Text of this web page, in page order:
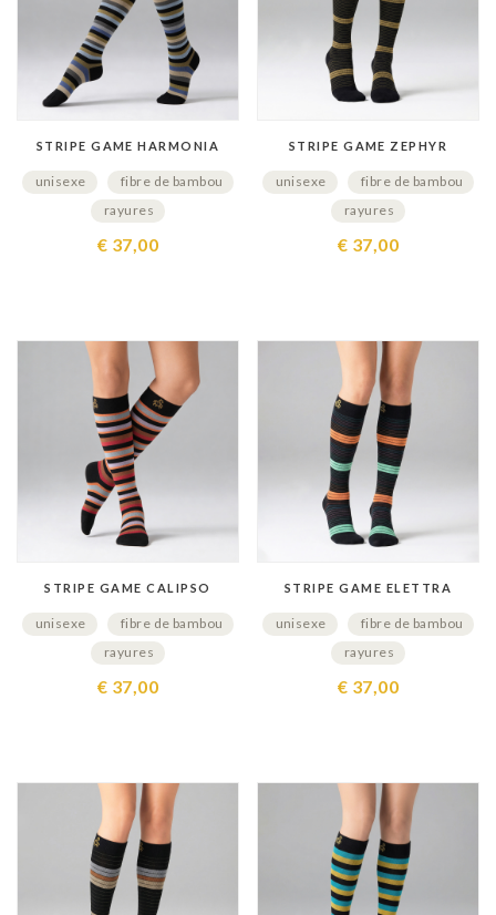
STRIPE GAME HARMONIA
unisexe
fibre de bambou
rayures
€ 37,00
STRIPE GAME ZEPHYR
unisexe
fibre de bambou
rayures
€ 37,00
STRIPE GAME CALIPSO
unisexe
fibre de bambou
rayures
€ 37,00
STRIPE GAME ELETTRA
unisexe
fibre de bambou
rayures
€ 37,00